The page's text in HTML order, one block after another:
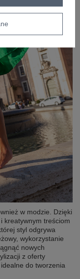
w modzie. Dzięki
kreatywnym treściom
styl odgrywa
wykorzystanie
nowych
z oferty
do tworzenia